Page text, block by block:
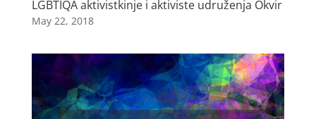
LGBTIQA aktivistkinje i aktiviste udruženja Okvir
May 22, 2018